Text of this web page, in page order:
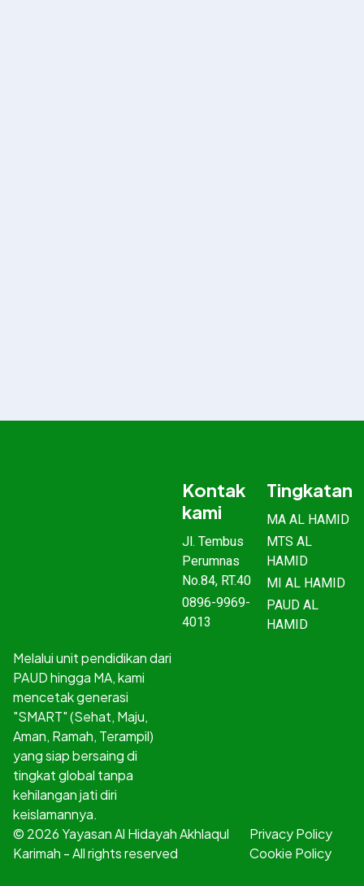
Melalui unit pendidikan dari
PAUD hingga MA, kami
mencetak generasi
"SMART" (Sehat, Maju,
Aman, Ramah, Terampil)
yang siap bersaing di
tingkat global tanpa
kehilangan jati diri
keislamannya.
Kontak
kami
Jl. Tembus
Perumnas
No.84, RT.40
0896-9969-
4013
Tingkatan
MA AL HAMID
MTS AL
HAMID
MI AL HAMID
PAUD AL
HAMID
© 2026 Yayasan Al Hidayah Akhlaqul
Karimah - All rights reserved
Privacy Policy
Cookie Policy